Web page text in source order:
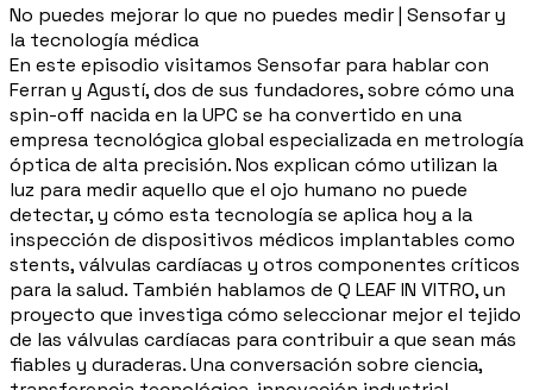
No puedes mejorar lo que no puedes medir | Sensofar y
la tecnología médica
En este episodio visitamos Sensofar para hablar con
Ferran y Agustí, dos de sus fundadores, sobre cómo una
spin-off nacida en la UPC se ha convertido en una
empresa tecnológica global especializada en metrología
óptica de alta precisión. Nos explican cómo utilizan la
luz para medir aquello que el ojo humano no puede
detectar, y cómo esta tecnología se aplica hoy a la
inspección de dispositivos médicos implantables como
stents, válvulas cardíacas y otros componentes críticos
para la salud. También hablamos de Q LEAF IN VITRO, un
proyecto que investiga cómo seleccionar mejor el tejido
de las válvulas cardíacas para contribuir a que sean más
fiables y duraderas. Una conversación sobre ciencia,